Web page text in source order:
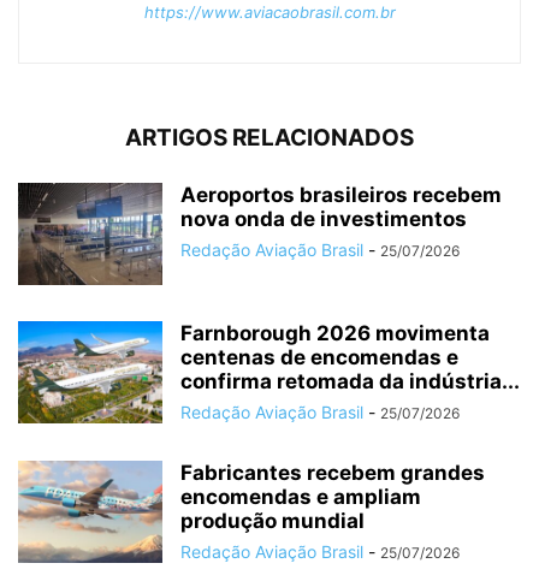
https://www.aviacaobrasil.com.br
ARTIGOS RELACIONADOS
Aeroportos brasileiros recebem
nova onda de investimentos
Redação Aviação Brasil - 25/07/2026
Farnborough 2026 movimenta
centenas de encomendas e
confirma retomada da indústria...
Redação Aviação Brasil - 25/07/2026
Fabricantes recebem grandes
encomendas e ampliam
produção mundial
Redação Aviação Brasil - 25/07/2026